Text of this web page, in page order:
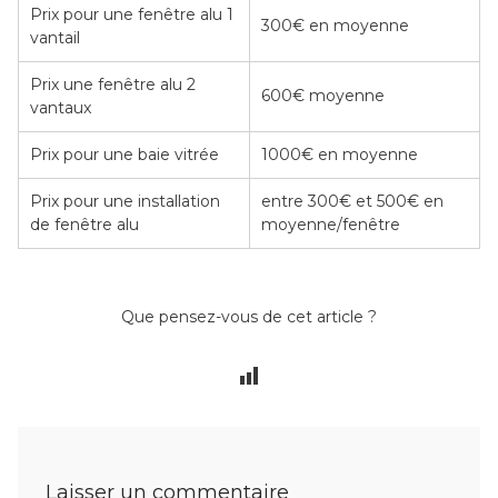
Prix pour une fenêtre alu 1
vantail
300€ en moyenne
Prix une fenêtre alu 2
vantaux
600€ moyenne
Prix pour une baie vitrée 1000€ en moyenne
Prix pour une installation
de fenêtre alu
entre 300€ et 500€ en
moyenne/fenêtre
Que pensez-vous de cet article ?
Laisser un commentaire